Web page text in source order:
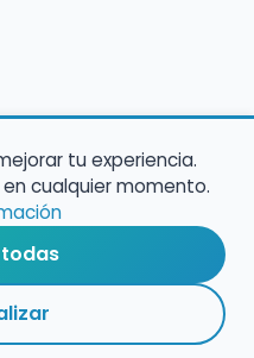
tu experiencia.
cualquier momento.